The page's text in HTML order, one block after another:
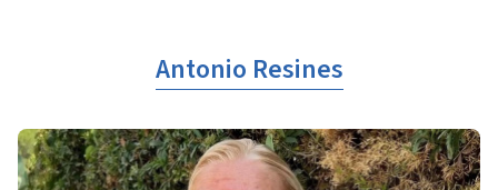
Antonio Resines